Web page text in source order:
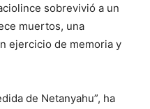
sobrevivió a un
muertos, una
ejercicio de memoria y
de Netanyahu”, ha